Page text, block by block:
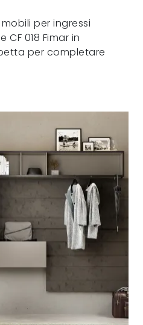
per ingressi
CF 018 Fimar in
per completare